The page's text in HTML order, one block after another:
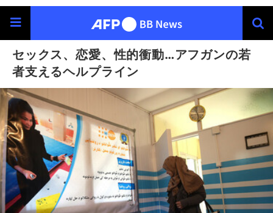
セックス、恋愛、性的衝動…アフガンの若
者支えるヘルプライン